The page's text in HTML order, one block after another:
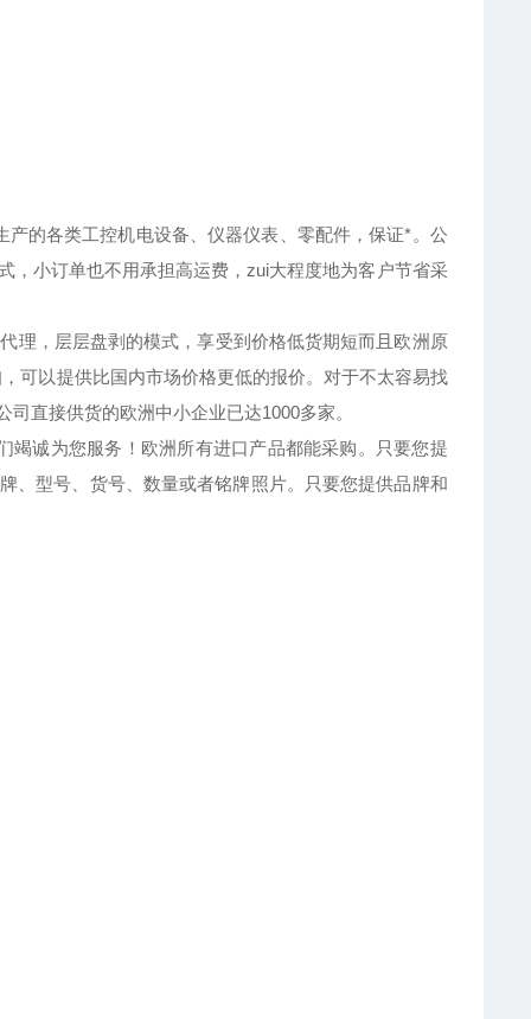
的各类工控机电设备、仪器仪表、零配件，保证*。公
，小订单也不用承担高运费，zui大程度地为客户节省采
，层层盘剥的模式，享受到价格低货期短而且欧洲原
可以提供比国内市场价格更低的报价。对于不太容易找
直接供货的欧洲中小企业已达1000多家。
诚为您服务！欧洲所有进口产品都能采购。只要您提
、型号、货号、数量或者铭牌照片。只要您提供品牌和